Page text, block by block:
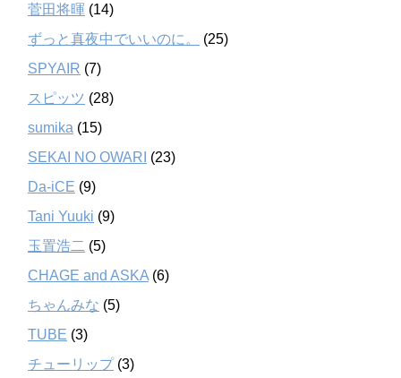
菅田将暉 (14)
ずっと真夜中でいいのに。
(25)
SPYAIR (7)
スピッツ (28)
sumika (15)
SEKAI NO OWARI (23)
Da-iCE (9)
Tani Yuuki (9)
玉置浩二 (5)
CHAGE and ASKA (6)
ちゃんみな (5)
TUBE (3)
チューリップ(3)